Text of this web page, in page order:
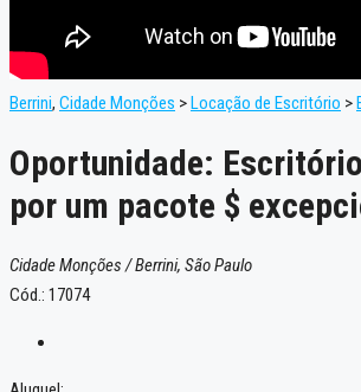
Berrini, Cidade Monções >Locação de Escritório >
Oportunidade:
por um pacote $
Cidade Monções / Berrini, São Paulo
Cód.: 17074